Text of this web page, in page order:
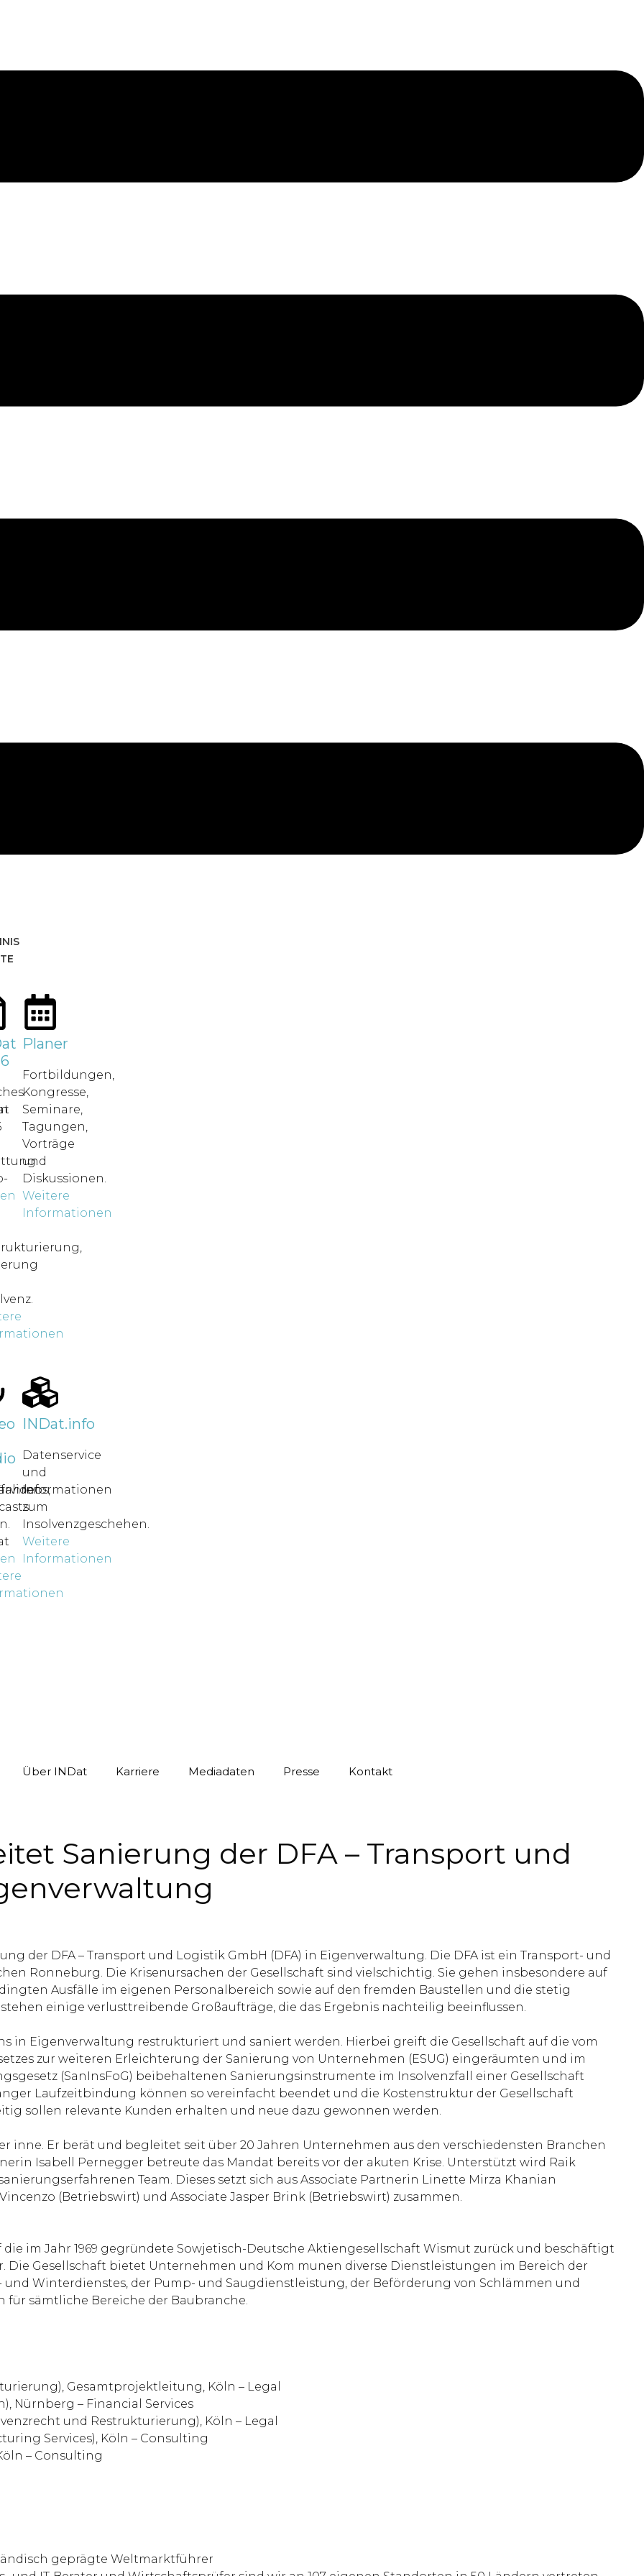
Planer
Fortbildungen,
Kongresse,
Seminare,
Tagungen,
Vorträge
und
Diskussionen.
Weitere
Informationen
INDat.info
Datenservice
und
Informationen
zum
Insolvenzgeschehen.
Weitere
Informationen
Über INDat Karriere Mediadaten Presse Kontakt
Sanierung der DFA – Transport und
der DFA – Transport und Logistik GmbH (DFA) in Eigenverwaltung. Die DFA ist ein Transport- und
Ronneburg. Die Krisenursachen der Gesellschaft sind vielschichtig. Sie gehen insbesondere auf
Ausfälle im eigenen Personalbereich sowie auf den fremden Baustellen und die stetig
einige verlusttreibende Großaufträge, die das Ergebnis nachteilig beeinflussen.
in Eigenverwaltung restrukturiert und saniert werden. Hierbei greift die Gesellschaft auf die vom
zur weiteren Erleichterung der Sanierung von Unternehmen (ESUG) eingeräumten und im
(SanInsFoG) beibehaltenen Sanierungsinstrumente im Insolvenzfall einer Gesellschaft
Laufzeitbindung können so vereinfacht beendet und die Kostenstruktur der Gesellschaft
sollen relevante Kunden erhalten und neue dazu gewonnen werden.
inne. Er berät und begleitet seit über 20 Jahren Unternehmen aus den verschiedensten Branchen
Isabell Pernegger betreute das Mandat bereits vor der akuten Krise. Unterstützt wird Raik
Team. Dieses setzt sich aus Associate Partnerin Linette Mirza Khanian
(Betriebswirt) und Associate Jasper Brink (Betriebswirt) zusammen.
im Jahr 1969 gegründete Sowjetisch-Deutsche Aktiengesellschaft Wismut zurück und beschäftigt
Die Gesellschaft bietet Unternehmen und Kom munen diverse Dienstleistungen im Bereich der
Winterdienstes, der Pump- und Saugdienstleistung, der Beförderung von Schlämmen und
sämtliche Bereiche der Baubranche.
Gesamtprojektleitung, Köln – Legal
Nürnberg – Financial Services
und Restrukturierung), Köln – Legal
Services), Köln – Consulting
– Consulting
geprägte Weltmarktführer